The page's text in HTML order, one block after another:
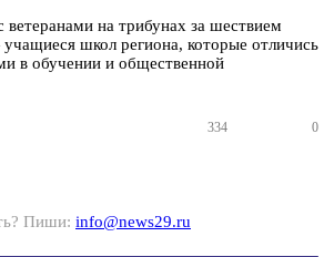
ветеранами на трибунах за шествием
школ региона, которые отличись
в обучении и общественной
334 0
Пиши: info@news29.ru